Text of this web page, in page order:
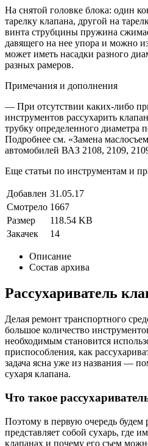
На снятой головке блока: один
тарелку клапана, другой на
винта струбцины пружина
давящего на нее упора и можно
может иметь насадки разного
разных рамеров.
Примечания и дополнения
— При отсутствии каких-либо
инструментов рассухарить
трубку определенного диаметра
Подробнее см. «Замена
автомобилей ВАЗ 2108, 2109,
Еще статьи по инструментам и
Добавлен 31.05.17
Смотрело 1667
Размер
118.54 KB
Закачек
14
Описание
Состав архива
Рассухариватель
Делая ремонт транспортного
большое количество
необходимым становится
приспособления, как
задача ясна уже из названия —
сухаря клапана.
Что такое
Поэтому в первую очередь будем
представляет собой сухарь, где
клапанах и почему его съем